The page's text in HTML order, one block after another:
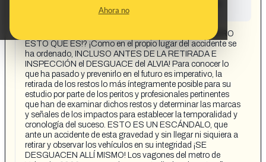
Ahora no
https://www.instagram.com/reel/DTwNG7EiNQQ/ ¿¡PERO
ESTO QUÉ ES!? ¡Como en el propio lugar del accidente se
ha ordenado, INCLUSO ANTES DE LA RETIRADA E
INSPECCIÓN el DESGUACE del ALVIA! Para conocer lo
que ha pasado y prevenirlo en el futuro es imperativo, la
retirada de los restos lo más íntegramente posible para su
estudio por parte de los peritos y profesionales pertinentes
que han de examinar dichos restos y determinar las marcas
y señales de los impactos para establecer la temporalidad y
cronología del suceso. ESTO ES UN ESCÁNDALO, que
ante un accidente de esta gravedad y sin llegar ni siquiera a
retirar y observar los vehículos en su integridad ¡SE
DESGUACEN ALLÍ MISMO! Los vagones del metro de